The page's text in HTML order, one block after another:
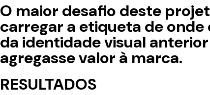
O maior desafio deste
carregar a etiqueta de
da identidade visual
agregasse valor à marca.
RESULTADOS